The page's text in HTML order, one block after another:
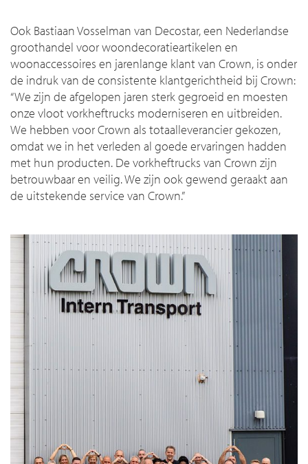
Ook Bastiaan Vosselman van Decostar, een Nederlandse
groothandel voor woondecoratieartikelen en
woonaccessoires en jarenlange klant van Crown, is onder
de indruk van de consistente klantgerichtheid bij Crown:
“We zijn de afgelopen jaren sterk gegroeid en moesten
onze vloot vorkheftrucks moderniseren en uitbreiden.
We hebben voor Crown als totaalleverancier gekozen,
omdat we in het verleden al goede ervaringen hadden
met hun producten. De vorkheftrucks van Crown zijn
betrouwbaar en veilig. We zijn ook gewend geraakt aan
de uitstekende service van Crown.”